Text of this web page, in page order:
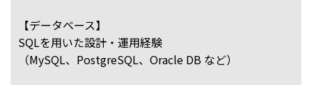
【データベース】
SQLを用いた設計・運用経験
（MySQL、PostgreSQL、Oracle DB など）